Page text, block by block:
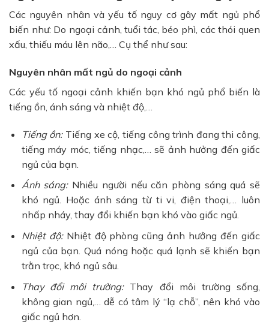
Các nguyên nhân và yếu tố nguy cơ gây mất ngủ phổ
biến như: Do ngoại cảnh, tuổi tác, béo phì, các thói quen
xấu, thiếu máu lên não,… Cụ thể như sau:
Nguyên nhân mất ngủ do ngoại cảnh
Các yếu tố ngoại cảnh khiến bạn khó ngủ phổ biến là
tiếng ồn, ánh sáng và nhiệt độ,…
Tiếng ồn:Tiếng xe cộ, tiếng công trình đang thi công,
tiếng máy móc, tiếng nhạc,… sẽ ảnh hưởng đến giấc
ngủ của bạn.
Ánh sáng:Nhiều người nếu căn phòng sáng quá sẽ
khó ngủ. Hoặc ánh sáng từ ti vi, điện thoại,… luôn
nhấp nháy, thay đổi khiến bạn khó vào giấc ngủ.
Nhiệt độ:Nhiệt độ phòng cũng ảnh hưởng đến giấc
ngủ của bạn. Quá nóng hoặc quá lạnh sẽ khiến bạn
trằn trọc, khó ngủ sâu.
Thay đổi môi trường: Thay đổi môi trường sống,
không gian ngủ,… dễ có tâm lý “lạ chỗ”, nên khó vào
giấc ngủ hơn.